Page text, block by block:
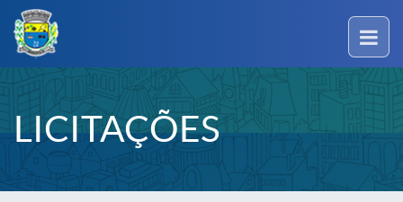
LICITAÇÕES